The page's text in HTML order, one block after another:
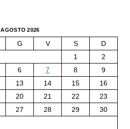
AGOSTO 2026
G V S
D
1
2
6 7 8
9
13 14 15
16
20 21 22
23
27 28 29
30